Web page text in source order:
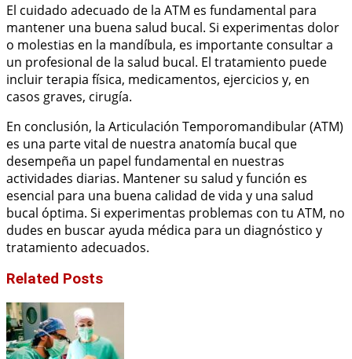
El cuidado adecuado de la ATM es fundamental para
mantener una buena salud bucal. Si experimentas dolor
o molestias en la mandíbula, es importante consultar a
un profesional de la salud bucal. El tratamiento puede
incluir terapia física, medicamentos, ejercicios y, en
casos graves, cirugía.
En conclusión, la Articulación Temporomandibular (ATM)
es una parte vital de nuestra anatomía bucal que
desempeña un papel fundamental en nuestras
actividades diarias. Mantener su salud y función es
esencial para una buena calidad de vida y una salud
bucal óptima. Si experimentas problemas con tu ATM, no
dudes en buscar ayuda médica para un diagnóstico y
tratamiento adecuados.
Related Posts